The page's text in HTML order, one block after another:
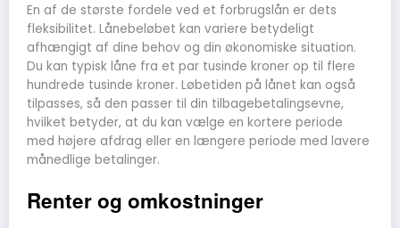
En af de største fordele ved et forbrugslån er dets
fleksibilitet. Lånebeløbet kan variere betydeligt
afhængigt af dine behov og din økonomiske situation.
Du kan typisk låne fra et par tusinde kroner op til flere
hundrede tusinde kroner. Løbetiden på lånet kan også
tilpasses, så den passer til din tilbagebetalingsevne,
hvilket betyder, at du kan vælge en kortere periode
med højere afdrag eller en længere periode med lavere
månedlige betalinger.
Renter og omkostninger